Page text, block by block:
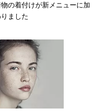
の着付けが新メニューに加
ました